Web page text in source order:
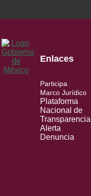
Enlaces
Participa
Marco Jurídico
Plataforma
Nacional de
Transparencia
Alerta
Denuncia